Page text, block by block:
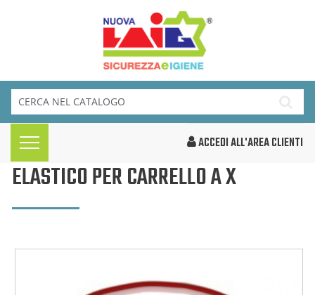
ACCEDI ALL'AREA CLIENTI
ELASTICO PER CARRELLO A X